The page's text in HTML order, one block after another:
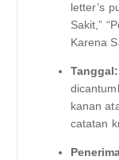
letter’s
Sakit,”
Karena
Tanggal:
kanan
catatan